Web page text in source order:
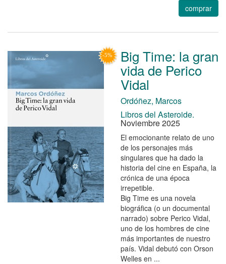
comprar
Big Time: la gran
vida de Perico
Vidal
Ordóñez, Marcos
Libros del Asteroide.
Noviembre 2025
El emocionante relato de uno
de los personajes más
singulares que ha dado la
historia del cine en España, la
crónica de una época
irrepetible.
Big Time es una novela
biográfica (o un documental
narrado) sobre Perico Vidal,
uno de los hombres de cine
más importantes de nuestro
país. Vidal debutó con Orson
Welles en ...